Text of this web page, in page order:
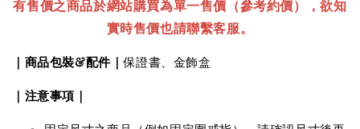
有售價之商品於網站購買為單一售價 （參考約價）
，欲知
實時售價也請聯繫客服。
｜商品包裝&配件｜保證書、金飾盒
｜注意事項｜